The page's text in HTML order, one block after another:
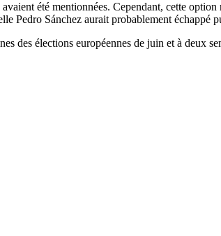
été mentionnées. Cependant, cette option
Pedro Sánchez aurait probablement échappé
des élections européennes de juin et à deux